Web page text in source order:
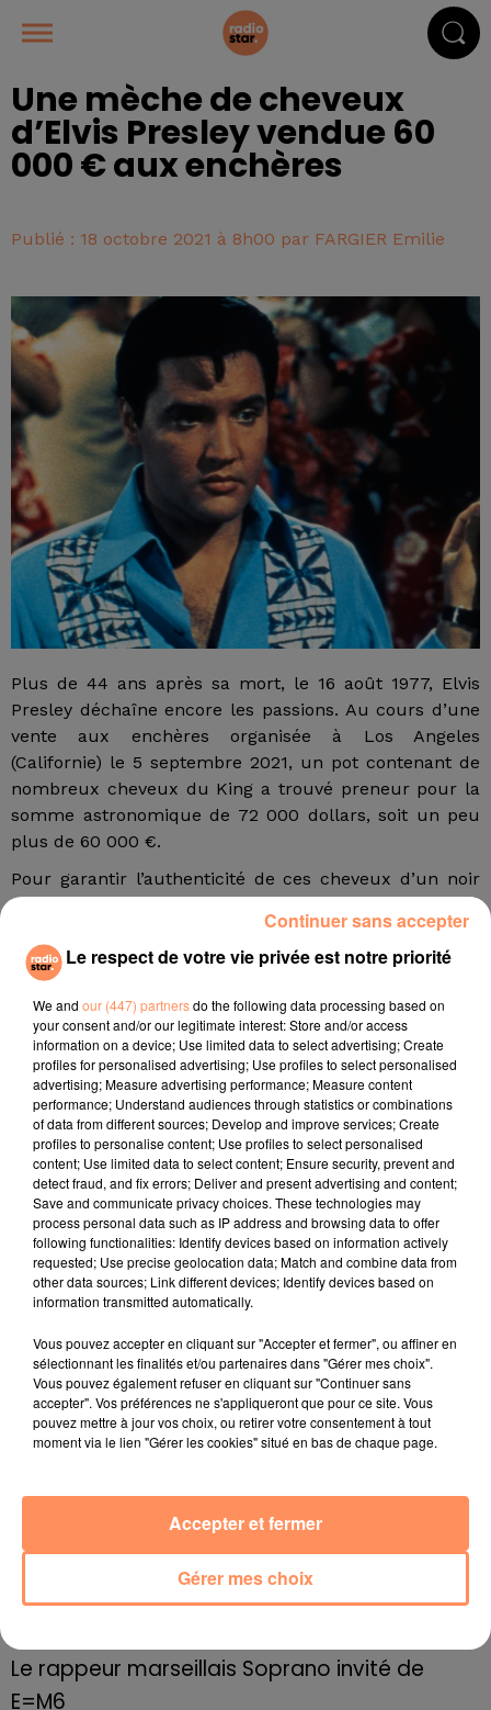
Une mèche de cheveux
d’Elvis Presley vendue 60
000 € aux enchères
Publié : 18 octobre 2021 à 8h00 par FARGIER Emilie
Plus de 44 ans après sa mort, le 16 août 1977, Elvis
Presley déchaîne encore les passions. Au cours d’une
vente aux enchères organisée à Los Angeles
(Californie) le 5 septembre 2021, un pot contenant de
nombreux cheveux du King a trouvé preneur pour la
somme astronomique de 72 000 dollars, soit un peu
plus de 60 000 €.
Pour garantir l’authenticité de ces cheveux d’un noir
de jais, Kruse GWS Auctions, la société qui a organisé
la vente aux enchères, n’a rien laissé au hasard,
précise le média en ligne HuffPost qui relaie
l’information Le lot est en effet accompagné d’une
"documentation détaillée", souligne dans un
communiqué Kruse GWS Auctions, attestant que cette
mèche provient bien de la chevelure de l’interprète de
l’inoubliable Jailhouse Rock.
fil actus
4 juillet 2022
Radio Star Live avec Dadju
27 juin 2022
Marseille : une application pour mettre en
relation extras et...
27 juin 2022
Le cocholed pour jouer à la pétanque
jusqu'au bout de la nuit !
10 mai 2022
Toulon : des quais électrifiés pour 2023 !
Cassis organise sa traditionnelle "Fête du vin"
10 mai 2022
Marseille : appel à témoins pour retrouver
Frédéric Pache
8 mai 2022
Le rappeur marseillais Soprano invité de
E=M6
Le respect de votre vie privée est notre priorité
We and our (447) partnersdo the following data processing based on
your consent and/or our legitimate interest: Store and/or access
information on a device; Use limited data to select advertising; Create
profiles for personalised advertising; Use profiles to select personalised
advertising; Measure advertising performance; Measure content
performance; Understand audiences through statistics or combinations
of data from different sources; Develop and improve services; Create
profiles to personalise content; Use profiles to select personalised
content; Use limited data to select content; Ensure security, prevent and
detect fraud, and fix errors; Deliver and present advertising and content;
Save and communicate privacy choices. These technologies may
process personal data such as IP address and browsing data to offer
following functionalities: Identify devices based on information actively
requested; Use precise geolocation data; Match and combine data from
other data sources; Link different devices; Identify devices based on
information transmitted automatically.
Vous pouvez accepter en cliquant sur "Accepter et fermer", ou affiner en
sélectionnant les finalités et/ou partenaires dans "Gérer mes choix".
Vous pouvez également refuser en cliquant sur "Continuer sans
accepter". Vos préférences ne s'appliqueront que pour ce site. Vous
pouvez mettre à jour vos choix, ou retirer votre consentement à tout
moment via le lien "Gérer les cookies" situé en bas de chaque page.
Gérer mes choix
Accepter et fermer
Continuer sans accepter